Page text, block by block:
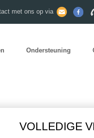
met ons op via
Ondersteuning
VOLLEDIGE